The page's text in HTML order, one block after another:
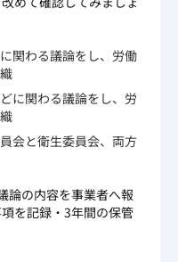
関わる議論をし、労働
に関わる議論をし、労
会と衛生委員会、両方
論の内容を事業者へ報
を記録・3年間の保管